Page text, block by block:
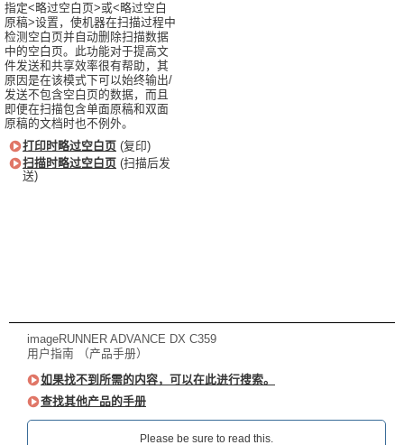
指定<略过空白页>或<略过空白
原稿>设置，使机器在扫描过程中
检测空白页并自动删除扫描数据
中的空白页。此功能对于提高文
件发送和共享效率很有帮助，其
原因是在该模式下可以始终输出/
发送不包含空白页的数据，而且
即便在扫描包含单面原稿和双面
原稿的文档时也不例外。
打印时略过空白页 (复印)
扫描时略过空白页 (扫描后发
送)
imageRUNNER ADVANCE DX C359
用户指南 （产品手册）
如果找不到所需的内容，可以在此进行搜索。
查找其他产品的手册
Please be sure to read this.‎